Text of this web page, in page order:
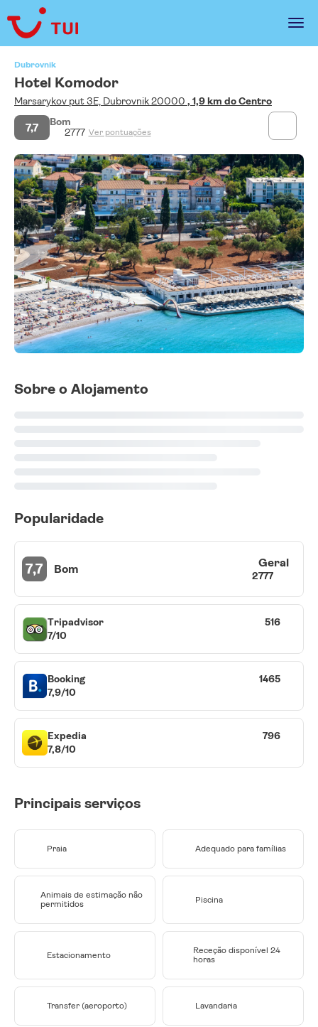
Dubrovnik
Hotel Komodor
Marsarykov put 3E, Dubrovnik 20000 , 1,9 km do Centro
7,7
Bom
2777 Ver pontuações
Sobre o Alojamento
Popularidade
7,7 Bom Geral
2777
Tripadvisor
7/10
516
Booking
7,9/10
1465
Expedia
7,8/10
796
Principais serviços
Praia Adequado para famílias
Animais de estimação não
permitidos
Piscina
Estacionamento
Receção disponível 24
horas
Transfer (aeroporto) Lavandaria